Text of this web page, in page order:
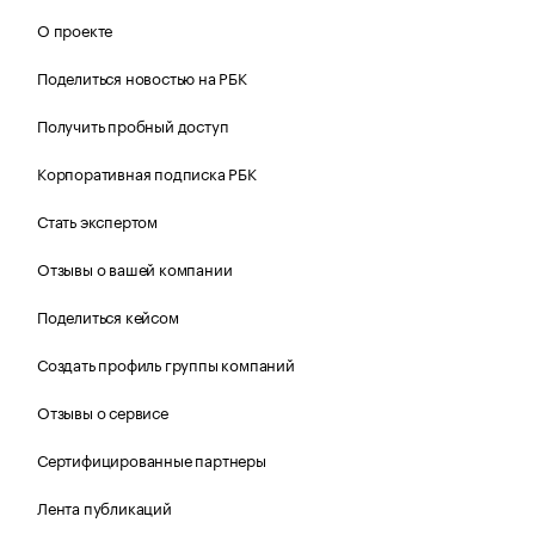
О проекте
Поделиться новостью на РБК
Получить пробный доступ
Корпоративная подписка РБК
Стать экспертом
Отзывы о вашей компании
Поделиться кейсом
Создать профиль группы компаний
Отзывы о сервисе
Сертифицированные партнеры
Лента публикаций